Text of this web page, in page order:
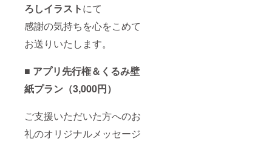
ろしイラストにて
感謝の気持ちを心をこめて
お送りいたします。
■ アプリ先行権＆くるみ壁
紙プラン（3,000円）
ご支援いただいた方へのお
礼のオリジナルメッセージ